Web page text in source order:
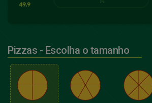
Pizzas - Escolha o tamanho